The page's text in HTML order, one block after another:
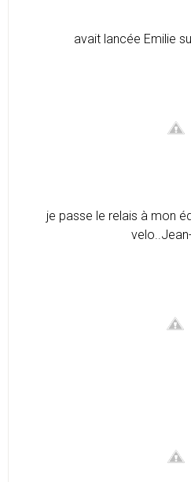
avait lancée Emilie
je passe le relais à mon